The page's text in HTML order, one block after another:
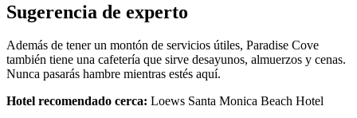
Sugerencia de experto
Además de tener un montón de servicios útiles, Paradise Cove
también tiene una cafetería que sirve desayunos, almuerzos y cenas.
Nunca pasarás hambre mientras estés aquí.
Hotel recomendado cerca: Loews Santa Monica Beach Hotel